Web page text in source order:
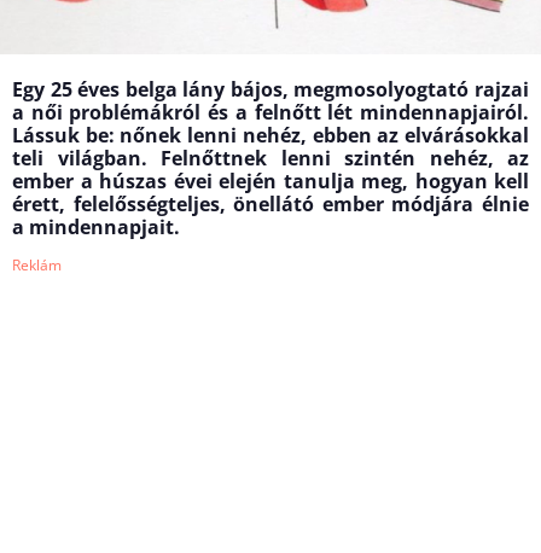
Egy 25 éves belga lány bájos, megmosolyogtató rajzai
a női problémákról és a felnőtt lét mindennapjairól.
Lássuk be: nőnek lenni nehéz, ebben az elvárásokkal
teli világban. Felnőttnek lenni szintén nehéz, az
ember a húszas évei elején tanulja meg, hogyan kell
érett, felelősségteljes, önellátó ember módjára élnie
a mindennapjait.
Reklám